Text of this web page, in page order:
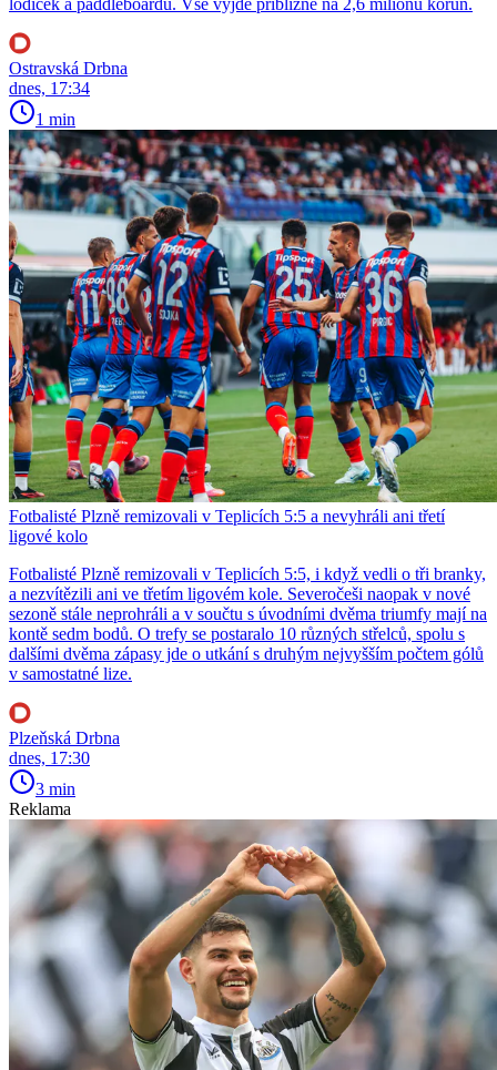
lodiček a paddleboardů. Vše vyjde přibližně na 2,6 milionu korun.
Ostravská Drbna
dnes, 17:34
1 min
Fotbalisté Plzně remizovali v Teplicích 5:5 a nevyhráli ani třetí
ligové kolo
Fotbalisté Plzně remizovali v Teplicích 5:5, i když vedli o tři branky,
a nezvítězili ani ve třetím ligovém kole. Severočeši naopak v nové
sezoně stále neprohráli a v součtu s úvodními dvěma triumfy mají na
kontě sedm bodů. O trefy se postaralo 10 různých střelců, spolu s
dalšími dvěma zápasy jde o utkání s druhým nejvyšším počtem gólů
v samostatné lize.
Plzeňská Drbna
dnes, 17:30
3 min
Reklama